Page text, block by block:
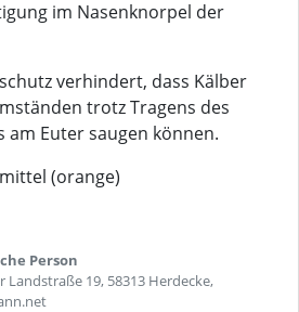
im Nasenknorpel der
verhindert, dass Kälber
trotz Tragens des
am Euter saugen können.
(orange)
Person
19, 58313 Herdecke,